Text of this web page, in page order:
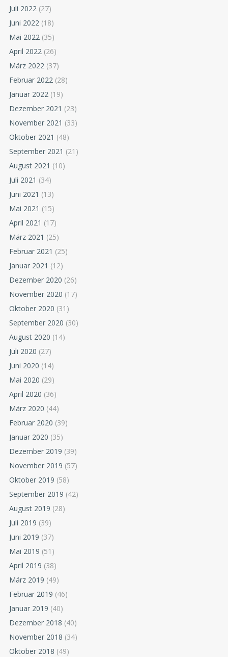
Juli 2022 (27)
Juni 2022 (18)
Mai 2022 (35)
April 2022 (26)
März 2022 (37)
Februar 2022 (28)
Januar 2022 (19)
Dezember 2021 (23)
November 2021 (33)
Oktober 2021 (48)
September 2021 (21)
August 2021 (10)
Juli 2021 (34)
Juni 2021 (13)
Mai 2021 (15)
April 2021 (17)
März 2021 (25)
Februar 2021 (25)
Januar 2021 (12)
Dezember 2020 (26)
November 2020 (17)
Oktober 2020 (31)
September 2020 (30)
August 2020 (14)
Juli 2020 (27)
Juni 2020 (14)
Mai 2020 (29)
April 2020 (36)
März 2020 (44)
Februar 2020 (39)
Januar 2020 (35)
Dezember 2019 (39)
November 2019 (57)
Oktober 2019 (58)
September 2019 (42)
August 2019 (28)
Juli 2019 (39)
Juni 2019 (37)
Mai 2019 (51)
April 2019 (38)
März 2019 (49)
Februar 2019 (46)
Januar 2019 (40)
Dezember 2018 (40)
November 2018 (34)
Oktober 2018 (49)